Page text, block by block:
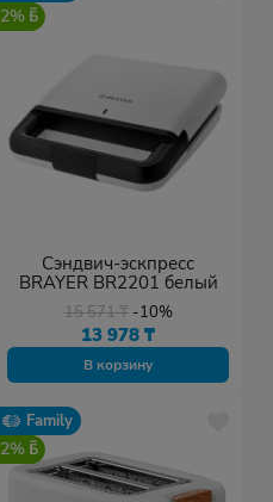
2%
Сэндвич-эскпресс
BRAYER BR2201 белый
15 571₸ -10%
13 978₸
В корзину
Family
2%